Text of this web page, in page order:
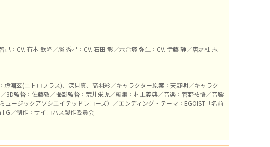
：CV. 有本 欽隆／縢 秀星：CV. 石田 彰／六合塚 弥生：CV. 伊藤 静／唐之杜 志
淵玄(ニトロプラス)、深見真、高羽彩／キャラクター原案：天野明／キャラク
3D監督：佐藤敦／撮影監督：荒井栄児／編集：村上義典／音楽：菅野祐悟／音響
ージックアソシエイテッドレコーズ）／エンディング・テーマ：EGOIST「名前
／制作：サイコパス製作委員会